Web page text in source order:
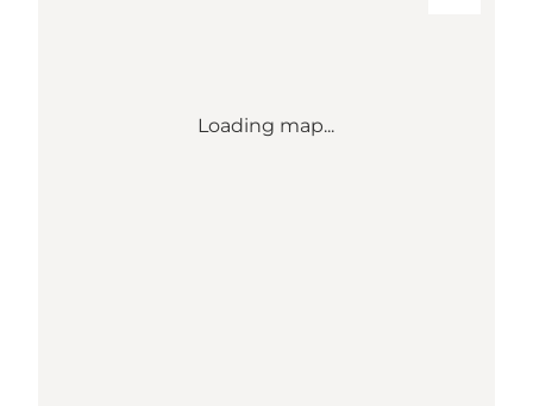
Loading map...